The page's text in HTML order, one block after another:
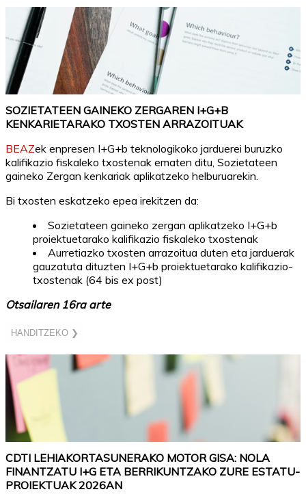
SOZIETATEEN GAINEKO ZERGAREN I+G+B
KENKARIETARAKO TXOSTEN ARRAZOITUAK
BEAZek enpresen I+G+b teknologikoko jarduerei buruzko
kalifikazio fiskaleko txostenak ematen ditu, Sozietateen
gaineko Zergan kenkariak aplikatzeko helburuarekin.
Bi txosten eskatzeko epea irekitzen da:
Sozietateen gaineko zergan aplikatzeko I+G+b
proiektuetarako kalifikazio fiskaleko txostenak
Aurretiazko txosten arrazoitua duten eta jarduerak
gauzatuta dituzten I+G+b proiektuetarako kalifikazio-
txostenak (64 bis ex post)
Otsailaren 16ra arte
HANDITZEKO ❯
CDTI LEHIAKORTASUNERAKO MOTOR GISA: NOLA
FINANTZATU I+G ETA BERRIKUNTZAKO ZURE ESTATU-
PROIEKTUAK 2026AN